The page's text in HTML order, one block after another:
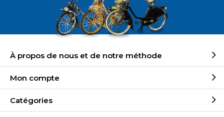
À propos de nous et de notre méthode
Mon compte
Catégories